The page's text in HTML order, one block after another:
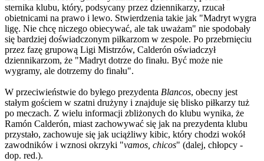
sternika klubu, który, podsycany przez dziennikarzy, rzucał
obietnicami na prawo i lewo. Stwierdzenia takie jak "Madryt wygra
ligę. Nie chcę niczego obiecywać, ale tak uważam" nie spodobały
się bardziej doświadczonym piłkarzom w zespole. Po przebrnięciu
przez fazę grupową Ligi Mistrzów, Calderón oświadczył
dziennikarzom, że "Madryt dotrze do finału. Być może nie
wygramy, ale dotrzemy do finału".
W przeciwieństwie do byłego prezydenta Blancos, obecny jest
stałym gościem w szatni drużyny i znajduje się blisko piłkarzy tuż
po meczach. Z wielu informacji zbliżonych do klubu wynika, że
Ramón Calderón, miast zachowywać się jak na prezydenta klubu
przystało, zachowuje się jak uciążliwy kibic, który chodzi wokół
zawodników i wznosi okrzyki "vamos, chicos" (dalej, chłopcy -
dop. red.).